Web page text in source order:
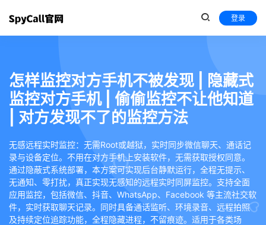
登录
怎样监控对方手机不被发现 | 隐藏式
监控对方手机 | 偷偷监控不让他知道
| 对方发现不了的监控方法
无感远程实时监控：无需Root或越狱，实时同步微信聊天、通话记
录与设备定位。不用在对方手机上安装软件，无需获取授权同意。
通过隐蔽式系统部署，本方案可实现后台静默运行，全程无提示、
无通知、零打扰，真正实现无感知的远程实时同屏监控。支持全面
应用监控，包括微信、抖音、WhatsApp、Facebook 等主流社交软
件，实时获取聊天记录。同时具备通话监听、环境录音、远程拍照
及持续定位追踪功能，全程隐藏进程，不留痕迹。适用于各类场